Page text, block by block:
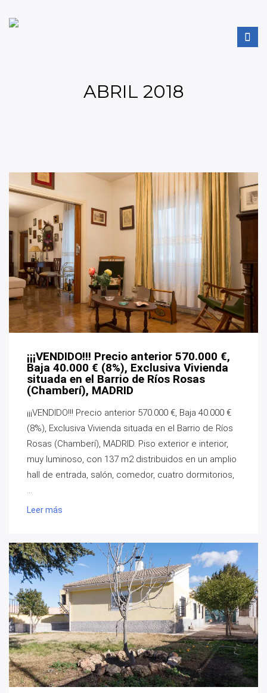
ABRIL 2018
¡¡¡VENDIDO!!! Precio anterior 570.000 €,
Baja 40.000 € (8%), Exclusiva Vivienda
situada en el Barrio de Ríos Rosas
(Chamberí), MADRID
¡¡¡VENDIDO!!! Precio anterior 570.000 €, Baja 40.000 €
(8%), Exclusiva Vivienda situada en el Barrio de Ríos
Rosas (Chamberí), MADRID. Piso exterior e interior,
muy luminoso, con 137 m2 distribuidos en un amplio
hall de entrada, salón, comedor, cuatro dormitorios,
...
Leer más